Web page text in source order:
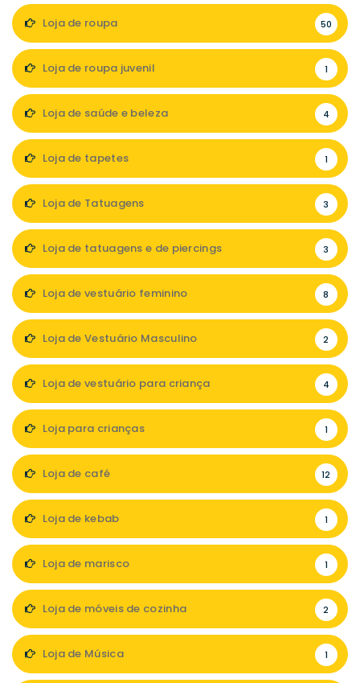
Loja de roupa 50
Loja de roupa juvenil 1
Loja de saúde e beleza 4
Loja de tapetes 1
Loja de Tatuagens 3
Loja de tatuagens e de piercings 3
Loja de vestuário feminino 8
Loja de Vestuário Masculino 2
Loja de vestuário para criança 4
Loja para crianças 1
Loja de café 12
Loja de kebab 1
Loja de marisco 1
Loja de móveis de cozinha 2
Loja de Música 1